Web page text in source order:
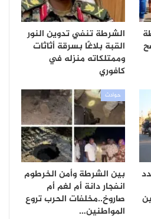
الشرطة تنفي تدوين النور
القبة بلاغًا بسرقة أثاثات
وممتلكاته منزله في
كافوري
حوادث
بين الشرطة وأمن الخرطوم
انفجار دانة أم لغم أم
صاروخ..مخلفات الحرب تروع
المواطنين…